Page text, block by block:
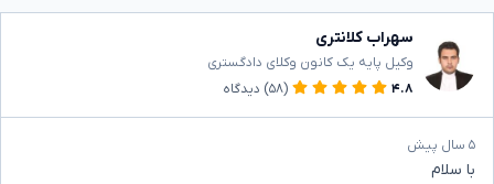
سهراب کلانتری
وکیل پایه یک کانون وکلای دادگستری
۴.۸
(۵۸) دیدگاه
۵ سال پیش
با سلام